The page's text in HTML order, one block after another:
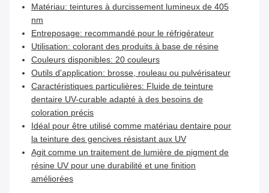
Matériau: teintures à durcissement lumineux de 405
nm
Entreposage: recommandé pour le réfrigérateur
Utilisation: colorant des produits à base de résine
Couleurs disponibles: 20 couleurs
Outils d'application: brosse, rouleau ou pulvérisateur
Caractéristiques particulières: Fluide de teinture
dentaire UV-curable adapté à des besoins de
coloration précis
Idéal pour être utilisé comme matériau dentaire pour
la teinture des gencives résistant aux UV
Agit comme un traitement de lumière de pigment de
résine UV pour une durabilité et une finition
améliorées